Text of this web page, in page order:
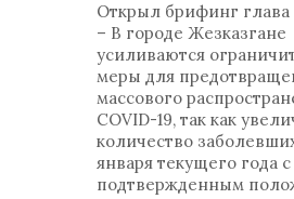
Открыл брифинг глава
– В городе Жезказгане
усиливаются
меры для
массового
COVID-19, так как
количество
января текущего года с
подтвержденным